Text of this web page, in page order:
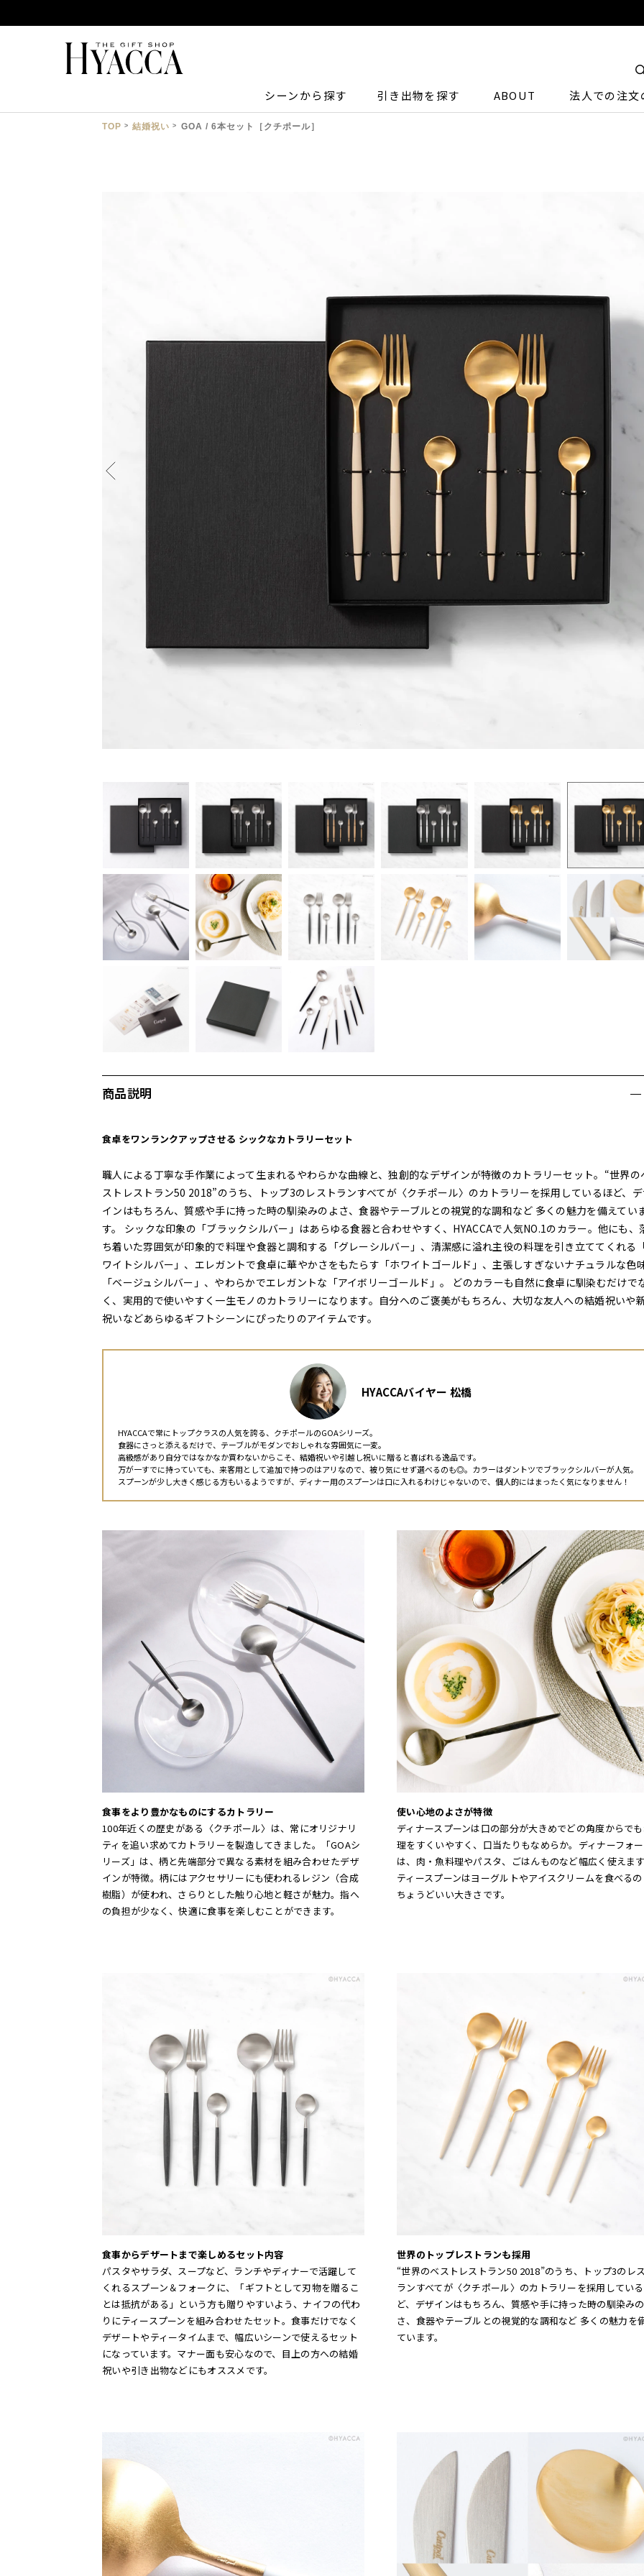
シーンから探す 引き出物を探す ABOUT 法人での注文
TOP 結婚祝い GOA / 6本セット［クチポール］
商品説明
食卓をワンランクアップさせる シックなカトラリーセット
職人による丁寧な手作業によって生まれるやわらかな曲線と、独創的なデザインが特徴のカトラリーセット。“世界の
ストレストラン50 2018”のうち、トップ3のレストランすべてが〈クチポール〉のカトラリーを採用しているほど、
インはもちろん、質感や手に持った時の馴染みのよさ、食器やテーブルとの視覚的な調和など 多くの魅力を備えてい
す。 シックな印象の「ブラックシルバー」はあらゆる食器と合わせやすく、HYACCAで人気NO.1のカラー。他にも、
ち着いた雰囲気が印象的で料理や食器と調和する「グレーシルバー」、清潔感に溢れ主役の料理を引き立ててくれる
ワイトシルバー」、エレガントで食卓に華やかさをもたらす「ホワイトゴールド」、主張しすぎないナチュラルな色
「ベージュシルバー」、やわらかでエレガントな「アイボリーゴールド」。 どのカラーも自然に食卓に馴染むだけで
く、実用的で使いやすく一生モノのカトラリーになります。自分へのご褒美がもちろん、大切な友人への結婚祝いや
祝いなどあらゆるギフトシーンにぴったりのアイテムです。
HYACCAバイヤー 松橋
HYACCAで常にトップクラスの人気を誇る、クチポールのGOAシリーズ。
食器にさっと添えるだけで、テーブルがモダンでおしゃれな雰囲気に一変。
高級感があり自分ではなかなか買わないからこそ、結婚祝いや引越し祝いに贈ると喜ばれる逸品です。
万が一すでに持っていても、来客用として追加で持つのはアリなので、被り気にせず選べるのも◎。カラーはダントツでブラックシルバーが人気。
スプーンが少し大きく感じる方もいるようですが、ディナー用のスプーンは口に入れるわけじゃないので、個人的にはまったく気になりません！
食事をより豊かなものにするカトラリー
100年近くの歴史がある〈クチポール〉は、常にオリジナリ
ティを追い求めてカトラリーを製造してきました。「GOAシ
リーズ」は、柄と先端部分で異なる素材を組み合わせたデザ
インが特徴。柄にはアクセサリーにも使われるレジン（合成
樹脂）が使われ、さらりとした触り心地と軽さが魅力。指へ
の負担が少なく、快適に食事を楽しむことができます。
使い心地のよさが特徴
ディナースプーンは口の部分が大きめでどの角度からで
理をすくいやすく、口当たりもなめらか。ディナーフォ
は、肉・魚料理やパスタ、ごはんものなど幅広く使えま
ティースプーンはヨーグルトやアイスクリームを食べる
ちょうどいい大きさです。
食事からデザートまで楽しめるセット内容
パスタやサラダ、スープなど、ランチやディナーで活躍して
くれるスプーン＆フォークに、「ギフトとして刃物を贈るこ
とは抵抗がある」という方も贈りやすいよう、ナイフの代わ
りにティースプーンを組み合わせたセット。食事だけでなく
デザートやティータイムまで、幅広いシーンで使えるセット
になっています。マナー面も安心なので、目上の方への結婚
祝いや引き出物などにもオススメです。
世界のトップレストランも採用
“世界のベストレストラン50 2018”のうち、トップ3のレ
ランすべてが〈クチポール〉のカトラリーを採用してい
ど、デザインはもちろん、質感や手に持った時の馴染み
さ、食器やテーブルとの視覚的な調和など 多くの魅力を
ています。